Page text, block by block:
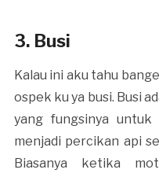
3. Busi
Kalau ini aku tahu
ospek ku ya busi. Busi
yang fungsinya
menjadi percikan api
Biasanya ketika